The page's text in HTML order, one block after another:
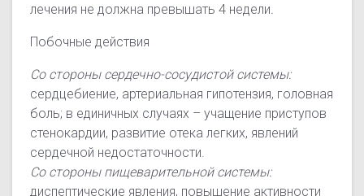
лечения не должна превышать 4 недели.
Побочные действия
Со стороны сердечно-сосудистой системы:
сердцебиение, артериальная гипотензия, головная
боль; в единичных случаях – учащение приступов
стенокардии, развитие отека легких, явлений
сердечной недостаточности.
Со стороны пищеварительной системы:
диспептические явления, повышение активности